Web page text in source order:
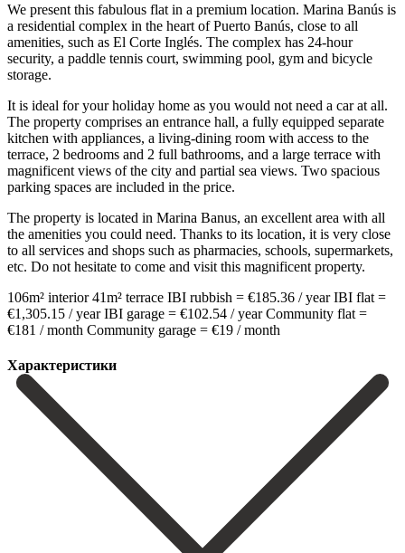
We present this fabulous flat in a premium location. Marina Banús is
a residential complex in the heart of Puerto Banús, close to all
amenities, such as El Corte Inglés. The complex has 24-hour
security, a paddle tennis court, swimming pool, gym and bicycle
storage.
It is ideal for your holiday home as you would not need a car at all.
The property comprises an entrance hall, a fully equipped separate
kitchen with appliances, a living-dining room with access to the
terrace, 2 bedrooms and 2 full bathrooms, and a large terrace with
magnificent views of the city and partial sea views. Two spacious
parking spaces are included in the price.
The property is located in Marina Banus, an excellent area with all
the amenities you could need. Thanks to its location, it is very close
to all services and shops such as pharmacies, schools, supermarkets,
etc. Do not hesitate to come and visit this ‌magnificent ‌property.
106m² ‌interior 41m² ‌terrace IBI rubbish ‌= €185.36 ‌/ year IBI flat =
€1,305.15 / year IBI garage ‌= €102.54 ‌/ year Community ‌flat =
€181 ‌/ ‌month Community ‌garage ‌= ‌€19 ‌/ ‌month
Характеристики